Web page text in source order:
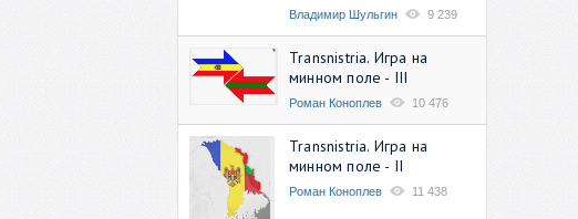
Владимир Шульгин 9 239
Transnistria. Игра на
минном поле - III
Роман Коноплев 10 476
Transnistria. Игра на
минном поле - II
Роман Коноплев 11 438